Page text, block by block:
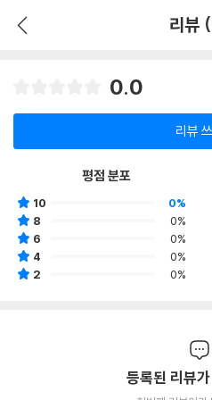
리뷰
0.0
리뷰
평점 분포
10
0%
8
0%
6
0%
4
0%
2
0%
등록된 리뷰